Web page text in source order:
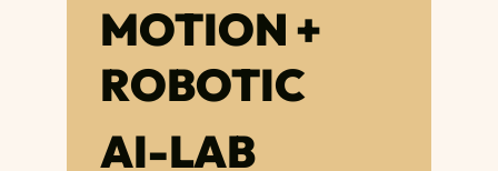
MOTION +
ROBOTIC
AI-LAB